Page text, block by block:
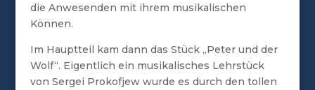
die Anwesenden mit ihrem musikalischen
Können.
Im Hauptteil kam dann das Stück „Peter und der
Wolf“. Eigentlich ein musikalisches Lehrstück
von Sergei Prokofjew wurde es durch den tollen